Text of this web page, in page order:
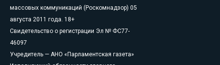
массовых коммуникаций (Роскомнадзор) 05
августа 2011 года. 18+
Свидетельство о регистрации Эл № ФС77-
46097
Учредитель — АНО «Парламентская газета»